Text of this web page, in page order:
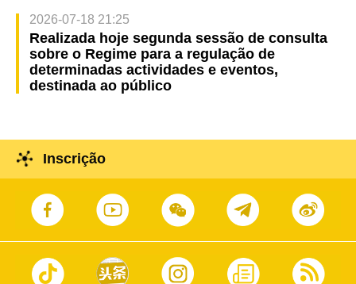
2026-07-18 21:25
Realizada hoje segunda sessão de consulta
sobre o Regime para a regulação de
determinadas actividades e eventos,
destinada ao público
Inscrição